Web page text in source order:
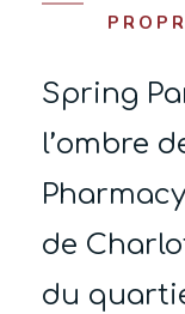
Spring
l’ombre
de
du